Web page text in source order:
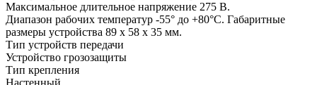
Максимальное длительное напряжение 275 В.
Диапазон рабочих температур -55° до +80°C. Габаритные
размеры устройства 89 х 58 х 35 мм.
Тип устройств передачи
Устройство грозозащиты
Тип крепления
Настенный